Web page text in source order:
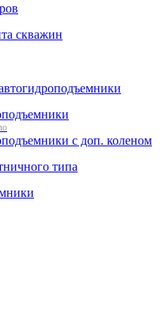
скважин
с доп. коленом
типа